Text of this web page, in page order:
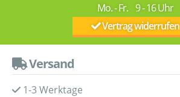
Mo. - Fr. 9 - 16 Uhr
Vertrag widerrufen
Versand
1-3 Werktage